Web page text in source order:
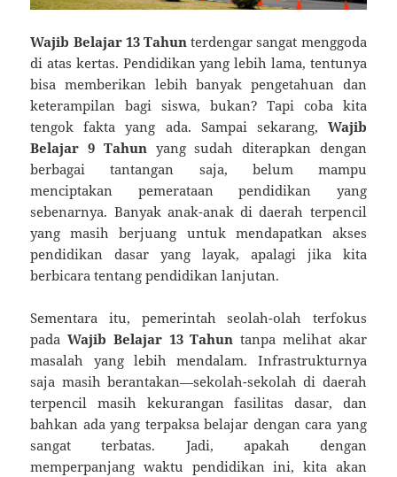
Wajib Belajar 13 Tahun terdengar sangat menggoda
di atas kertas. Pendidikan yang lebih lama, tentunya
bisa memberikan lebih banyak pengetahuan dan
keterampilan bagi siswa, bukan? Tapi coba kita
tengok fakta yang ada. Sampai sekarang, Wajib
Belajar 9 Tahunyang sudah diterapkan dengan
berbagai tantangan saja, belum mampu
menciptakan pemerataan pendidikan yang
sebenarnya. Banyak anak-anak di daerah terpencil
yang masih berjuang untuk mendapatkan akses
pendidikan dasar yang layak, apalagi jika kita
berbicara tentang pendidikan lanjutan.
Sementara itu, pemerintah seolah-olah terfokus
padaWajib Belajar 13 Tahun tanpa melihat akar
masalah yang lebih mendalam. Infrastrukturnya
saja masih berantakan—sekolah-sekolah di daerah
terpencil masih kekurangan fasilitas dasar, dan
bahkan ada yang terpaksa belajar dengan cara yang
sangat terbatas. Jadi, apakah dengan
memperpanjang waktu pendidikan ini, kita akan